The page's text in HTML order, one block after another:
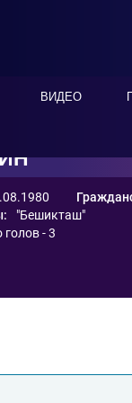
ВИДЕО
"Бешикташ"
- 3